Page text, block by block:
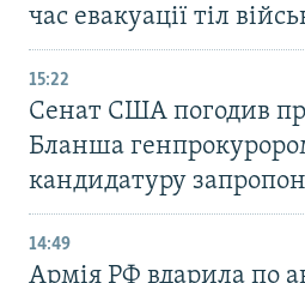
час евакуації тіл
15:22
Сенат США погодив
Бланша
кандидатуру
14:49
Армія РФ вдарила по